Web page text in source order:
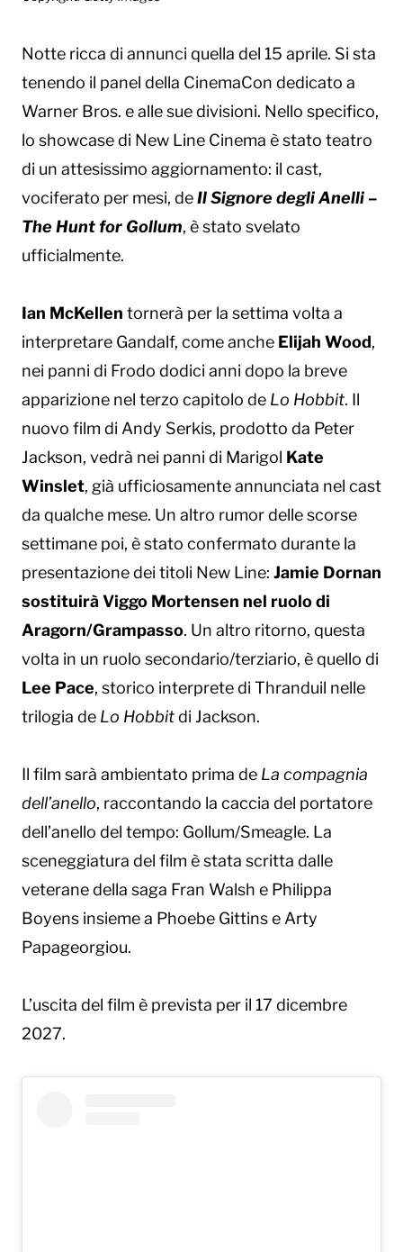
Notte ricca di annunci quella del 15 aprile. Si sta
tenendo il panel della CinemaCon dedicato a
Warner Bros. e alle sue divisioni. Nello specifico,
lo showcase di New Line Cinema è stato teatro
di un attesissimo aggiornamento: il cast,
vociferato per mesi, deIl Signore degli Anelli –
The Hunt for Gollum, è stato svelato
ufficialmente.
Ian McKellen tornerà per la settima volta a
interpretare Gandalf, come anche Elijah Wood,
nei panni di Frodo dodici anni dopo la breve
apparizione nel terzo capitolo de Lo Hobbit. Il
nuovo film di Andy Serkis, prodotto da Peter
Jackson, vedrà nei panni di Marigol Kate
Winslet, già ufficiosamente annunciata nel cast
da qualche mese. Un altro rumor delle scorse
settimane poi, è stato confermato durante la
presentazione dei titoli New Line: Jamie Dornan
sostituirà Viggo Mortensen nel ruolo di
Aragorn/Grampasso. Un altro ritorno, questa
volta in un ruolo secondario/terziario, è quello di
Lee Pace, storico interprete di Thranduil nelle
trilogia de Lo Hobbitdi Jackson.
Il film sarà ambientato prima de La compagnia
dell’anello, raccontando la caccia del portatore
dell’anello del tempo: Gollum/Smeagle. La
sceneggiatura del film è stata scritta dalle
veterane della saga Fran Walsh e Philippa
Boyens insieme a Phoebe Gittins e Arty
Papageorgiou.
L’uscita del film è prevista per il 17 dicembre
2027.